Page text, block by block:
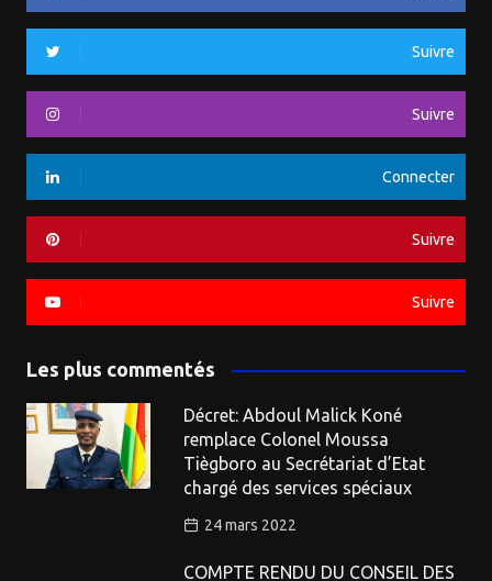
Suivre
Suivre
Connecter
Suivre
Suivre
Les plus commentés
Décret: Abdoul Malick Koné
remplace Colonel Moussa
Tiègboro au Secrétariat d’Etat
chargé des services spéciaux
24 mars 2022
COMPTE RENDU DU CONSEIL DES